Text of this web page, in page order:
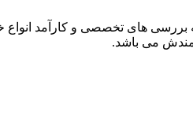
بررسی های تخصصی و کارآمد
می باشد.